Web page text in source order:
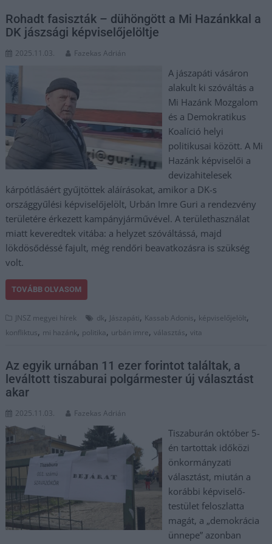
Rohadt fasiszták – dühöngött a Mi Hazánkkal a
DK jászsági képviselőjelöltje
2025.11.03. Fazekas Adrián
A jászapáti vásáron
alakult ki szóváltás a
Mi Hazánk Mozgalom
és a Demokratikus
Koalíció helyi
politikusai között. A Mi
Hazánk képviselői a
devizahitelesek
kárpótlásáért gyűjtöttek aláírásokat, amikor a DK-s
országgyűlési képviselőjelölt, Urbán Imre Guri a rendezvény
területére érkezett kampányjárművével. A területhasználat
miatt keveredtek vitába: a helyzet szóváltássá, majd
lökdösődéssé fajult, még rendőri beavatkozásra is szükség
volt.
TOVÁBB OLVASOM
JNSZ megyei hírek dk, Jászapáti, Kassab Adonis, képviselőjelölt,
konfliktus, mi hazánk, politika, urbán imre,választás,vita
Az egyik urnában 11 ezer forintot találtak, a
leváltott tiszaburai polgármester új választást
akar
2025.11.03. Fazekas Adrián
Tiszaburán október 5-
én tartottak időközi
önkormányzati
választást, miután a
korábbi képviselő-
testület feloszlatta
magát, a „demokrácia
ünnepe” azonban